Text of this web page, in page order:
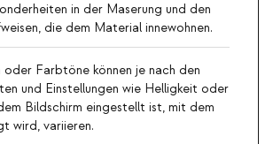
in der Maserung und den
die dem Material innewohnen.
oder Farbtöne können je nach den
und Einstellungen wie Helligkeit oder
Bildschirm eingestellt ist, mit dem
wird, variieren.